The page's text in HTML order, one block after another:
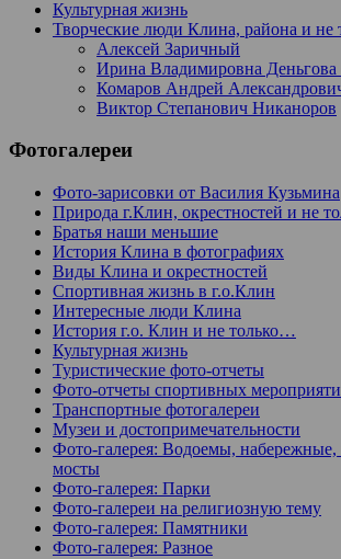
Культурная жизнь
Творческие люди Клина, района и не
Алексей Заричный
Ирина Владимировна
Комаров Андрей
Виктор Степанович Никаноров
Фотогалереи
Фото-зарисовки от Василия Кузьмина
Природа г.Клин, окрестностей и не
Братья наши меньшие
История Клина в фотографиях
Виды Клина и окрестностей
Спортивная жизнь в г.о.Клин
Интересные люди Клина
История г.о. Клин и не только…
Культурная жизнь
Туристические фото-отчеты
Фото-отчеты спортивных
Транспортные фотогалереи
Музеи и достопримечательности
Фото-галерея: Водоемы,
мосты
Фото-галерея: Парки
Фото-галереи на религиозную тему
Фото-галерея: Памятники
Фото-галерея: Разное